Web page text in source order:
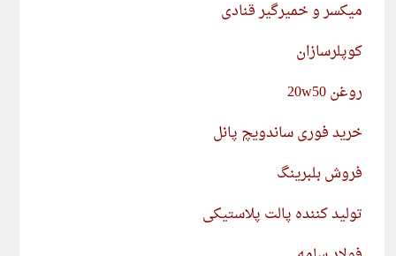
میکسر و خمیرگیر قنادی
کوپلرسازان
روغن 20w50
خرید فوری ساندویچ پانل
فروش بلبرینگ
تولید کننده پالت پلاستیکی